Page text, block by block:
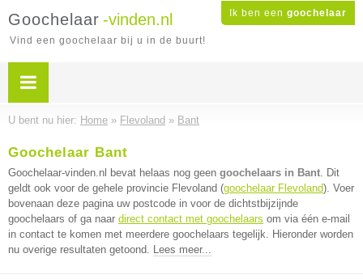
Ik ben een goochelaar
Goochelaar -vinden.nl
Vind een goochelaar bij u in de buurt!
U bent nu hier: Home » Flevoland » Bant
Goochelaar Bant
Goochelaar-vinden.nl bevat helaas nog geen goochelaars in Bant. Dit
geldt ook voor de gehele provincie Flevoland (goochelaar Flevoland). Voer
bovenaan deze pagina uw postcode in voor de dichtstbijzijnde
goochelaars of ga naar direct contact met goochelaars om via één e-mail
in contact te komen met meerdere goochelaars tegelijk. Hieronder worden
nu overige resultaten getoond. Lees meer...